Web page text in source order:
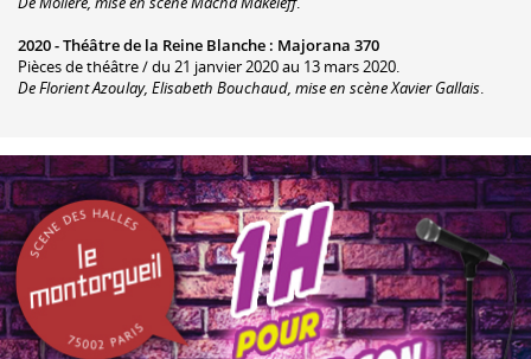
2020 -Théâtre de la Reine Blanche : Majorana 370
Pièces de théâtre / du 21 janvier 2020 au 13 mars 2020.
De Florient Azoulay, Elisabeth Bouchaud, mise en scène Xavier Gallais.